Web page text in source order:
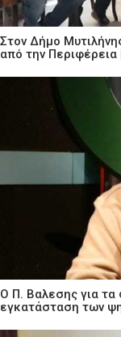
Στον Δήμο
από την
Ο Π. Βαλεσης για τα
εγκατάσταση των